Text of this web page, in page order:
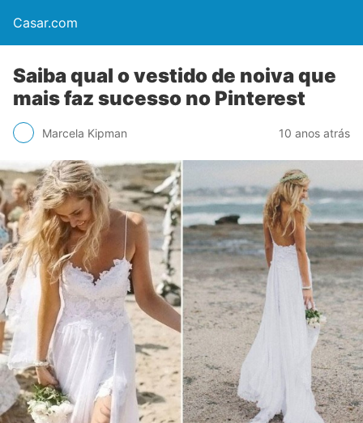
Casar.com
Saiba qual o vestido de noiva que
mais faz sucesso no Pinterest
Marcela Kipman 10 anos atrás